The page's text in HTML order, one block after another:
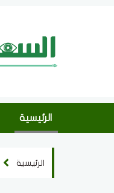
الرئيسية
الرئيسية